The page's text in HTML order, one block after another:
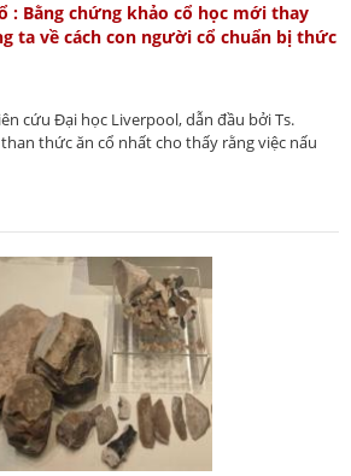
: Bằng chứng khảo cổ học mới thay
ta về cách con người cổ chuẩn bị thức
cứu Đại học Liverpool, dẫn đầu bởi Ts.
thức ăn cổ nhất cho thấy rằng việc nấu